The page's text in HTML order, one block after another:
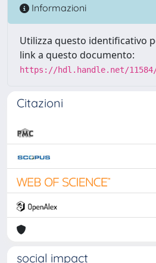
Informazioni
Utilizza questo identificativo
link a questo documento:
https://hdl.handle.net/11584/
Citazioni
social impact